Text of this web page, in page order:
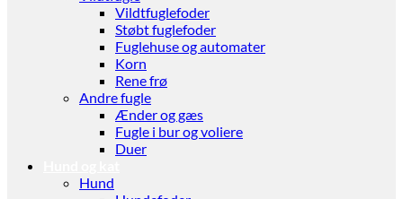
Vildtfuglefoder
Støbt fuglefoder
Fuglehuse og automater
Korn
Rene frø
Andre fugle
Ænder og gæs
Fugle i bur og voliere
Duer
Hund